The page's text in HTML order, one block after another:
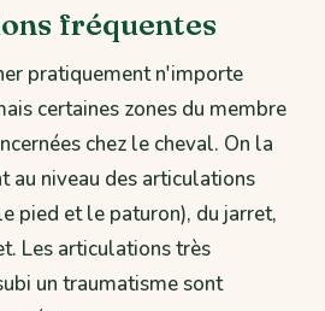
fréquentes
pratiquement n'importe
certaines zones du membre
chez le cheval. On la
au niveau des articulations
pied et le paturon), du jarret,
Les articulations très
un traumatisme sont